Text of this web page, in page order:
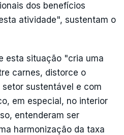
dos benefícios
atividade", sustentam o
esta situação "cria uma
carnes, distorce o
sustentável e com
em especial, no interior
entenderam ser
harmonização da taxa